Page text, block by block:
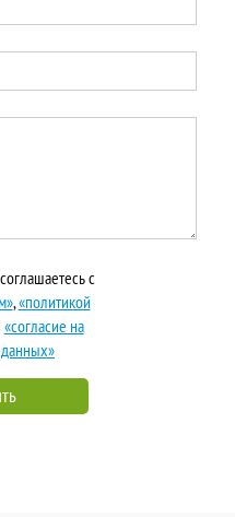
с
,«политикой
«согласие на